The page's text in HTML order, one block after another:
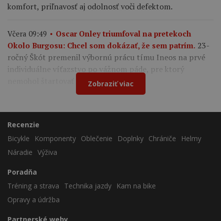
komfort, priľnavosť aj odolnosť voči defektom.
Včera 09:49
Oscar Onley triumfoval na pretekoch
Okolo Burgosu: Chcel som dokázať, že sem patrím. 23-
ročný Škót premenil výbornú prácu tímu Ineos na prvé
individuálne víťazstvo po vážnom páde, pre ktorý
nemohol štartovať na Tour de France.
Zobraziť viac
Recenzie
Bicykle
Komponenty Oblečenie Doplnky Chrániče
Helmy
Náradie Výživa
Poradňa
Tréning a strava
Technika jazdy
Kam na bike
Opravy a údržba